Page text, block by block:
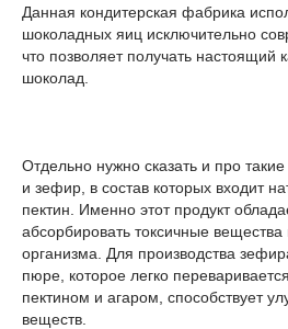
Данная кондитерская фабрика
шоколадных яиц исключительно
что позволяет получать настоящий
шоколад.
Отдельно нужно сказать и про
и зефир, в состав которых входит
пектин. Именно этот продукт
абсорбировать токсичные вещества
организма. Для производства
пюре, которое легко
пектином и агаром, способствует
веществ.